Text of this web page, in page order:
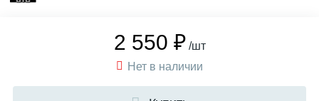
2 550 ₽ /шт
Нет в наличии